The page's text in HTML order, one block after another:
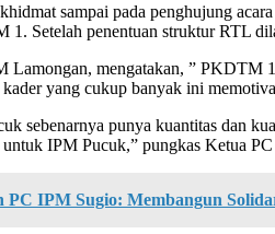
sampai pada penghujung
Setelah penentuan struktur RTL
Lamongan, mengatakan, ” PKDTM
kader yang cukup banyak ini
sebenarnya punya kuantitas dan
IPM Pucuk,” pungkas Ketua
PC IPM Sugio: Membangun